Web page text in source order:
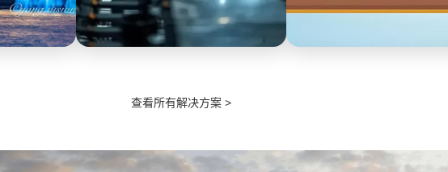
施工期间供暖管家开启电话录音记录
维修结果。
提升服务品质，减少服务纠纷。
查看所有解决方案 >